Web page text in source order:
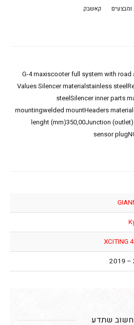
ומבצעים קאשבק
G-4 maxiscooter full system with
Values Silencer materialstainless
steelSilencer inner parts
mountingwelded mountHeaders
lenght (mm)350,00Junction
sensor
XCITING
חשוב שתדע